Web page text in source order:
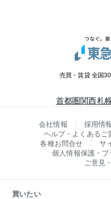
売買・賃貸 全国
首都圏関西札
会社情報 採用情
ヘルプ・よくあるご
各種お問合せ
サ
個人情報保護・
ご意見
買いたい